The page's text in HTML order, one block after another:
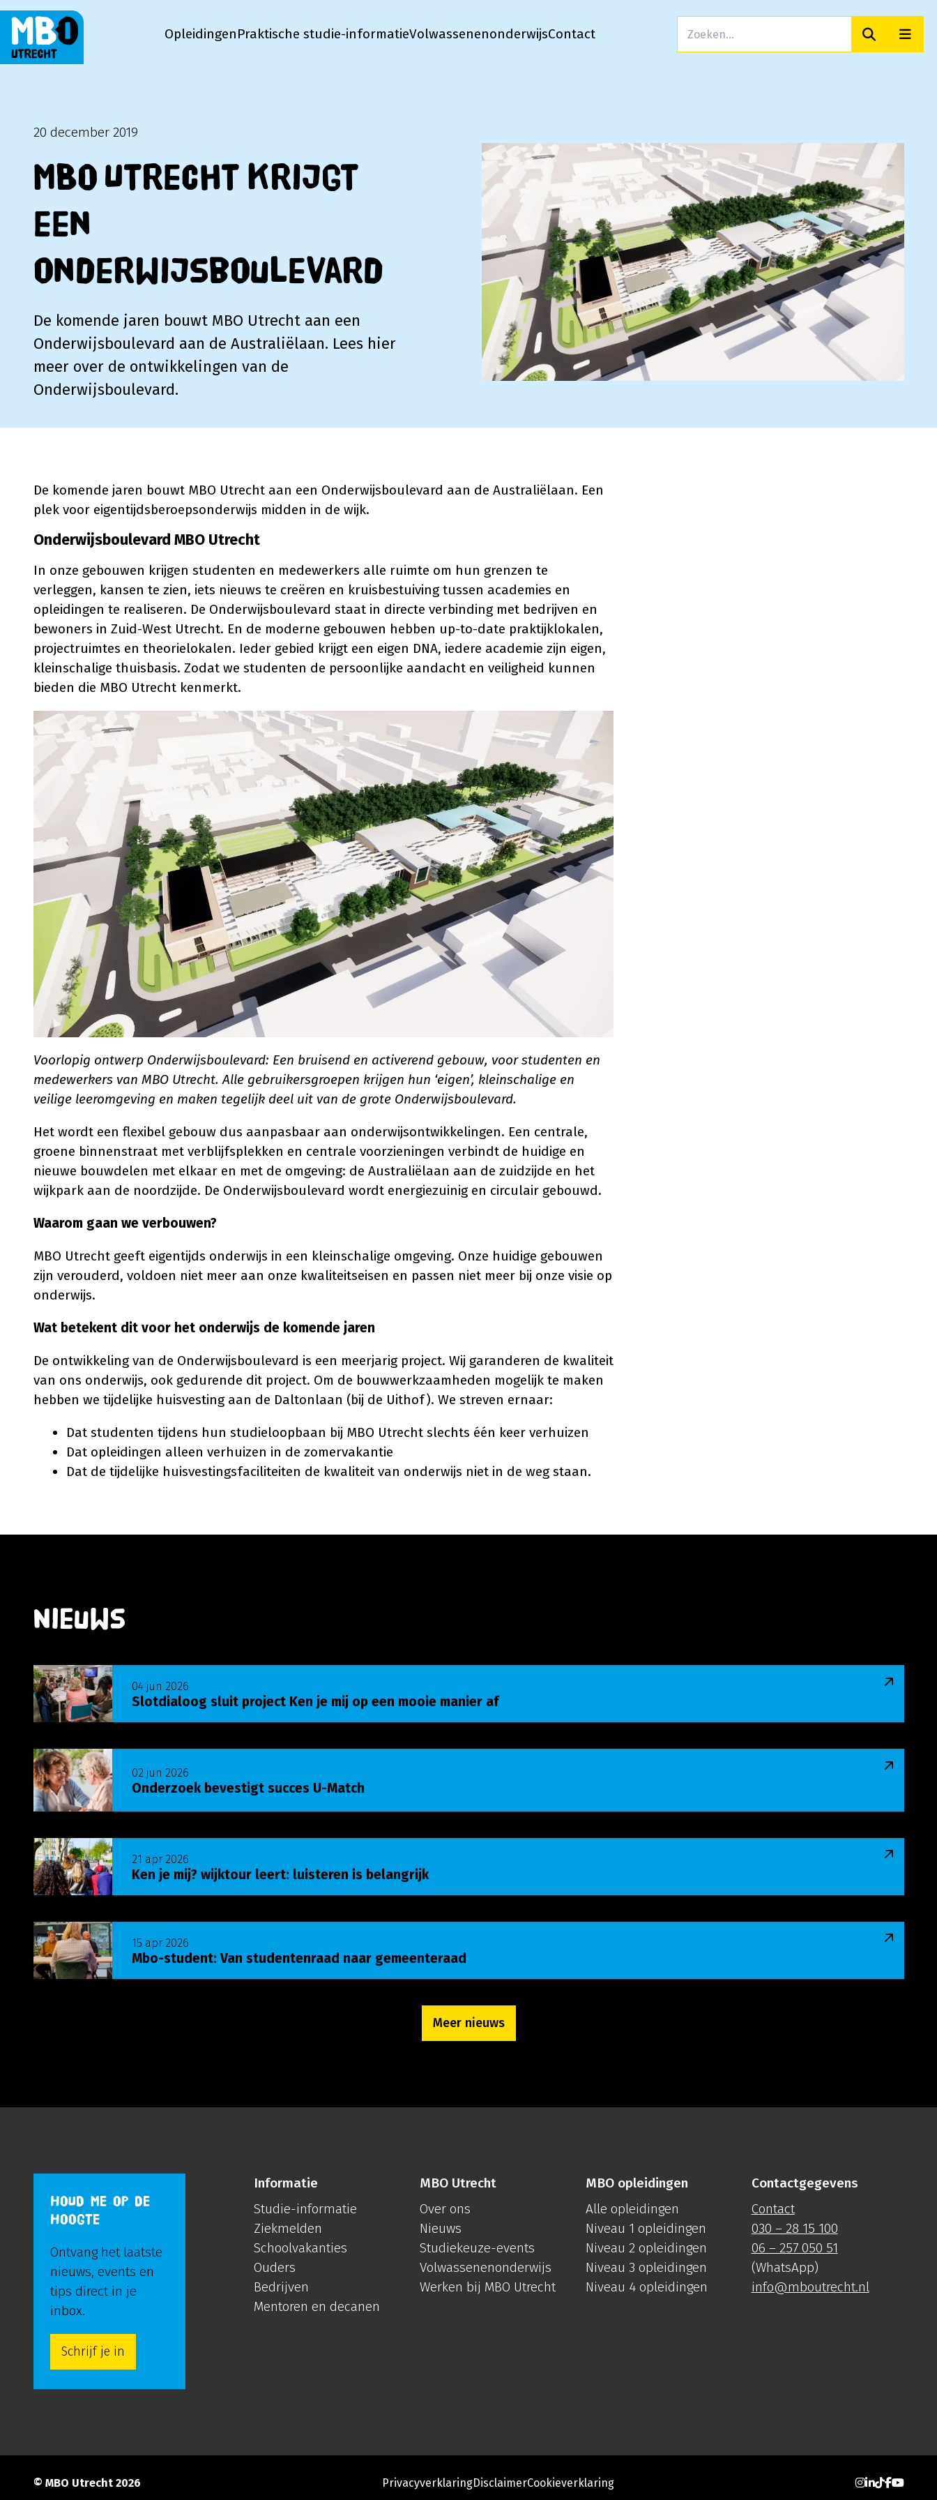
OpleidingenPraktische studie-informatieVolwassenenonderwijsContact
Zoeken
20 december 2019
MBO Utrecht krijgt
een
onderwijsboulevard
De komende jaren bouwt MBO Utrecht aan een
Onderwijsboulevard aan de Australiëlaan. Lees hier
meer over de ontwikkelingen van de
Onderwijsboulevard.
De komende jaren bouwt MBO Utrecht aan een Onderwijsboulevard aan de Australiëlaan. Een
plek voor eigentijdsberoepsonderwijs midden in de wijk.
Onderwijsboulevard MBO Utrecht
In onze gebouwen krijgen studenten en medewerkers alle ruimte om hun grenzen te
verleggen, kansen te zien, iets nieuws te creëren en kruisbestuiving tussen academies en
opleidingen te realiseren. De Onderwijsboulevard staat in directe verbinding met bedrijven en
bewoners in Zuid-West Utrecht. En de moderne gebouwen hebben up-to-date praktijklokalen,
projectruimtes en theorielokalen. Ieder gebied krijgt een eigen DNA, iedere academie zijn eigen,
kleinschalige thuisbasis. Zodat we studenten de persoonlijke aandacht en veiligheid kunnen
bieden die MBO Utrecht kenmerkt.
Voorlopig ontwerp Onderwijsboulevard: Een bruisend en activerend gebouw, voor studenten en
medewerkers van MBO Utrecht. Alle gebruikersgroepen krijgen hun ‘eigen’, kleinschalige en
veilige leeromgeving en maken tegelijk deel uit van de grote Onderwijsboulevard.
Het wordt een flexibel gebouw dus aanpasbaar aan onderwijsontwikkelingen. Een centrale,
groene binnenstraat met verblijfsplekken en centrale voorzieningen verbindt de huidige en
nieuwe bouwdelen met elkaar en met de omgeving: de Australiëlaan aan de zuidzijde en het
wijkpark aan de noordzijde. De Onderwijsboulevard wordt energiezuinig en circulair gebouwd.
Waarom gaan we verbouwen?
MBO Utrecht geeft eigentijds onderwijs in een kleinschalige omgeving. Onze huidige gebouwen
zijn verouderd, voldoen niet meer aan onze kwaliteitseisen en passen niet meer bij onze visie op
onderwijs.
Wat betekent dit voor het onderwijs de komende jaren
De ontwikkeling van de Onderwijsboulevard is een meerjarig project. Wij garanderen de kwaliteit
van ons onderwijs, ook gedurende dit project. Om de bouwwerkzaamheden mogelijk te maken
hebben we tijdelijke huisvesting aan de Daltonlaan (bij de Uithof). We streven ernaar:
Dat studenten tijdens hun studieloopbaan bij MBO Utrecht slechts één keer verhuizen
Dat opleidingen alleen verhuizen in de zomervakantie
Dat de tijdelijke huisvestingsfaciliteiten de kwaliteit van onderwijs niet in de weg staan.
Nieuws
Slotdialoog sluit project Ken je mij op een mooie manier af
04 jun 2026
Lees meer over Slotdialoog sluit project Ken je mij op een mooie manier af
Onderzoek bevestigt succes U-Match
02 jun 2026
Lees meer over Onderzoek bevestigt succes U-Match
Ken je mij? wijktour leert: luisteren is belangrijk
21 apr 2026
Lees meer over Ken je mij? wijktour leert: luisteren is belangrijk
Mbo-student: Van studentenraad naar gemeenteraad
15 apr 2026
Lees meer over Mbo-student: Van studentenraad naar gemeenteraad
Meer nieuws
HOUD ME OP DE
HOOGTE
Ontvang het laatste
nieuws, events en
tips direct in je
inbox.
Schrijf je in
Informatie
Studie-informatie
Ziekmelden
Schoolvakanties
Ouders
Bedrijven
Mentoren en decanen
MBO Utrecht
Over ons
Nieuws
Studiekeuze-events
Volwassenenonderwijs
Werken bij MBO Utrecht
MBO opleidingen
Alle opleidingen
Niveau 1 opleidingen
Niveau 2 opleidingen
Niveau 3 opleidingen
Niveau 4 opleidingen
Contactgegevens
Contact
030 – 28 15 100
06 – 257 050 51
(WhatsApp)
info@mboutrecht.nl
© MBO Utrecht 2026 PrivacyverklaringDisclaimerCookieverklaring Ga naar
Ga naar
Ga naar
Ga naar
Ga